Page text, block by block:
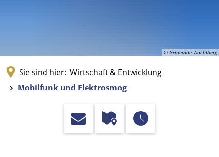
© Gemeinde Wachtberg
Sie sind hier: Wirtschaft & Entwicklung
Mobilfunk und Elektrosmog